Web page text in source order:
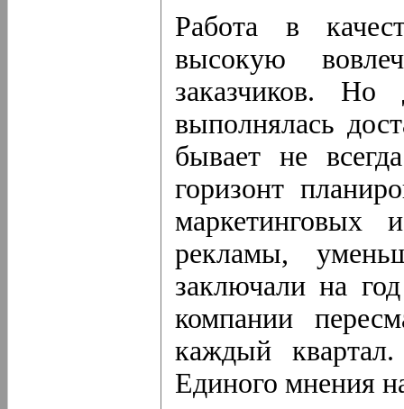
Работа в
высокую
заказчиков.
выполнялась
бывает не
горизонт
маркетинговых
рекламы,
заключали на
компании
каждый
Единого мнения